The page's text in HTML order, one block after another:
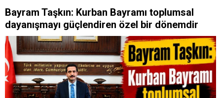
Bayram Taşkın: Kurban Bayramı toplumsal
dayanışmayı güçlendiren özel bir dönemdir